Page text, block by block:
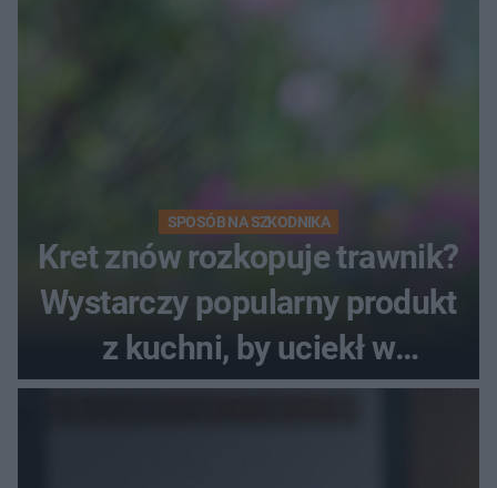
SPOSÓB NA SZKODNIKA
Kret znów rozkopuje trawnik?
Wystarczy popularny produkt
z kuchni, by uciekł w
popłochu